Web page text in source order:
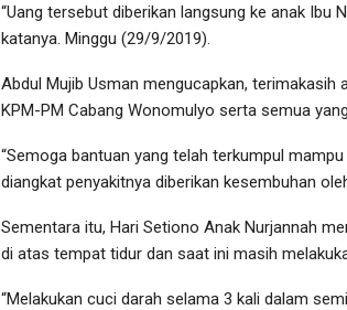
“Uang tersebut diberikan langsung ke anak Ibu
katanya. Minggu (29/9/2019).
Abdul Mujib Usman mengucapkan,
KPM-PM Cabang Wonomulyo serta semua
“Semoga bantuan yang telah terkumpul
diangkat penyakitnya diberikan kesembuhan
Sementara itu, Hari Setiono Anak Nurjannah
di atas tempat tidur dan saat ini masih
“Melakukan cuci darah selama 3 kali dalam